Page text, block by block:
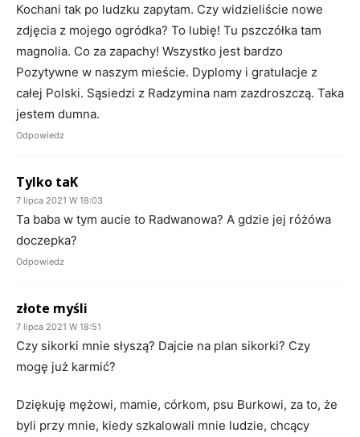
Kochani tak po ludzku zapytam. Czy widzieliście nowe
zdjęcia z mojego ogródka? To lubię! Tu pszczółka tam
magnolia. Co za zapachy! Wszystko jest bardzo
Pozytywne w naszym mieście. Dyplomy i gratulacje z
całej Polski. Sąsiedzi z Radzymina nam zazdroszczą. Taka
jestem dumna.
Odpowiedz
Tylko taK
7 lipca 2021 W 18:03
Ta baba w tym aucie to Radwanowa? A gdzie jej różówa
doczepka?
Odpowiedz
złote myśli
7 lipca 2021 W 18:51
Czy sikorki mnie słyszą? Dajcie na plan sikorki? Czy
mogę już karmić?
Dziękuję mężowi, mamie, córkom, psu Burkowi, za to, że
byli przy mnie, kiedy szkalowali mnie ludzie, chcący